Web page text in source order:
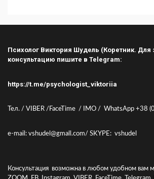
Психолог Виктория Шудель (Коретник. Для
консультацию пишите в Telegram:
https://t.me/psychologist_viktoriia
Тел. / VIBER /FaceTime / IMO / WhatsApp +38
e-mail: vshudel@gmall.com/ SKYPE: vshudel
Консультация возможна в любом удобном вам